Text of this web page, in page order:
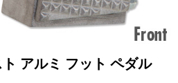
アルミ フット ペダル